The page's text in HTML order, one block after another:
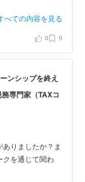
べての内容を見る
0 0
ンシップを終え
専門家（TAXコ
りましたか？ま
クを通じて関わ